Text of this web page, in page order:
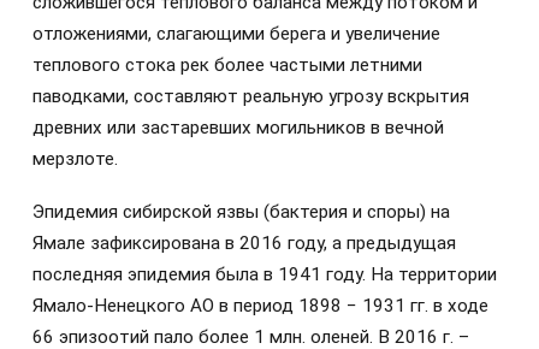
отложениями, слагающими берега и увеличение
теплового стока рек более частыми летними
паводками, составляют реальную угрозу вскрытия
древних или застаревших могильников в вечной
мерзлоте.
Эпидемия сибирской язвы (бактерия и споры) на
Ямале зафиксирована в 2016 году, а предыдущая
последняя эпидемия была в 1941 году. На территории
Ямало-Ненецкого АО в период 1898 − 1931 гг. в ходе
66 эпизоотий пало более 1 млн. оленей. В 2016 г. –